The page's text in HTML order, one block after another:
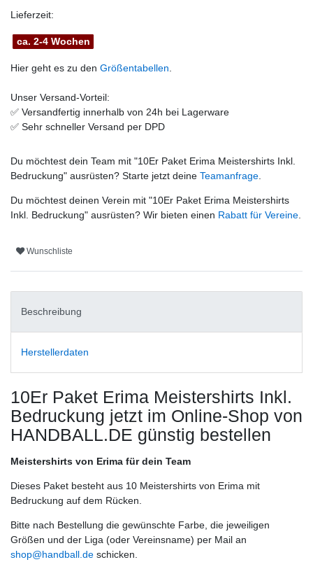
Lieferzeit:
ca. 2-4 Wochen
Hier geht es zu den Größentabellen
Unser Versand-Vorteil:
✅ Versandfertig innerhalb von 24h bei Lagerware
✅ Sehr schneller Versand per DPD
Du möchtest dein Team mit "10Er Paket Erima Meistershirts Inkl.
Bedruckung" ausrüsten? Starte jetzt deine Teamanfrage
Du möchtest deinen Verein mit "10Er Paket Erima Meistershirts
Inkl. Bedruckung" ausrüsten? Wir bieten einen Rabatt für Vereine
Wunschliste
Beschreibung
Herstellerdaten
10Er Paket Erima Meistershirts Inkl.
Bedruckung jetzt im Online-Shop von
HANDBALL.DE günstig bestellen
Meistershirts von Erima für dein Team
Dieses Paket besteht aus 10 Meistershirts von Erima mit
Bedruckung auf dem Rücken.
Bitte nach Bestellung die gewünschte Farbe, die jeweiligen
Größen und der Liga (oder Vereinsname) per Mail an
shop@handball.de schicken.